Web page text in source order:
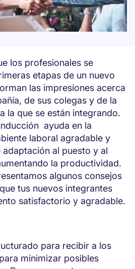
los profesionales se
etapas de un nuevo
las impresiones acerca
de sus colegas y de la
la que se están integrando.
ayuda en la
laboral agradable y
al puesto y al
la productividad.
algunos consejos
tus nuevos integrantes
satisfactorio y agradable.
para recibir a los
minimizar posibles